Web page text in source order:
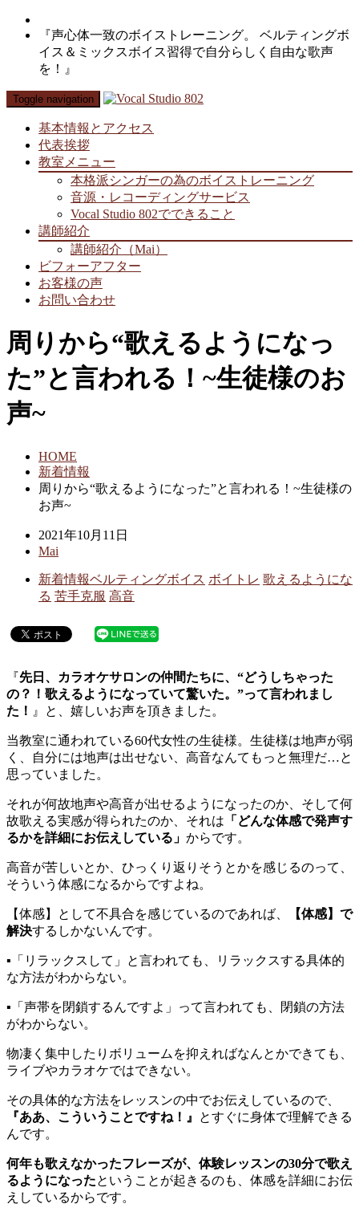
『声心体一致のボイストレーニング。 ベルティングボ
イス＆ミックスボイス習得で自分らしく自由な歌声
を！』
Toggle navigation
基本情報とアクセス
代表挨拶
教室メニュー
本格派シンガーの為のボイストレーニング
音源・レコーディングサービス
Vocal Studio 802でできること
講師紹介
講師紹介（Mai）
ビフォーアフター
お客様の声
お問い合わせ
周りから“歌えるようになっ
た”と言われる！~生徒様のお
声~
HOME
新着情報
周りから“歌えるようになった”と言われる！~生徒様の
お声~
2021年10月11日
Mai
新着情報ベルティングボイス ボイトレ 歌えるようにな
る 苦手克服 高音
『先日、カラオケサロンの仲間たちに、“どうしちゃった
の？！歌えるようになっていて驚いた。”って言われまし
た！ 』と、嬉しいお声を頂きました。
当教室に通われている60代女性の生徒様。生徒様は地声が弱
く、自分には地声は出せない、高音なんてもっと無理だ…と
思っていました。
それが何故地声や高音が出せるようになったのか、そして何
故歌える実感が得られたのか、それは 「どんな体感で発声す
るかを詳細にお伝えしている」 からです。
高音が苦しいとか、ひっくり返りそうとかを感じるのって、
そういう体感になるからですよね。
【体感】として不具合を感じているのであれば、
【体感】で
解決するしかないんです。
▪︎「リラックスして」と言われても、リラックスする具体的
な方法がわからない。
▪︎「声帯を閉鎖するんですよ」って言われても、閉鎖の方法
がわからない。
物凄く集中したりボリュームを抑えればなんとかできても、
ライブやカラオケではできない。
その具体的な方法をレッスンの中でお伝えしているので、
『ああ、こういうことですね！』
とすぐに身体で理解できる
んです。
何年も歌えなかったフレーズが、体験レッスンの30分で歌え
るようになったということが起きるのも、体感を詳細にお伝
えしているからです。